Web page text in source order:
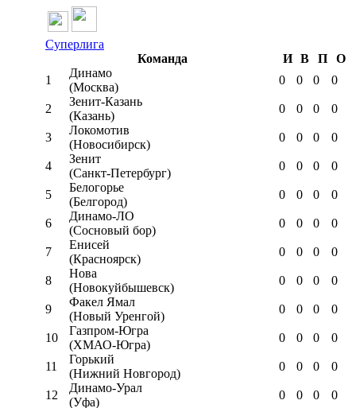
Суперлига
Команда
И В П
О
1
Динамо
(Москва)
0 0 0 0
2
Зенит-Казань
(Казань)
0 0 0 0
3
Локомотив
(Новосибирск)
0 0 0 0
4
Зенит
(Санкт-Петербург)
0 0 0 0
5
Белогорье
(Белгород)
0 0 0 0
6
Динамо-ЛО
(Сосновый бор)
0 0 0 0
7
Енисей
(Красноярск)
0 0 0 0
8
Нова
(Новокуйбышевск)
0 0 0 0
9
Факел Ямал
(Новый Уренгой)
0 0 0 0
10
Газпром-Югра
(ХМАО-Югра)
0 0 0 0
11
Горький
(Нижний Новгород)
0 0 0 0
12
Динамо-Урал
(Уфа)
0 0 0 0